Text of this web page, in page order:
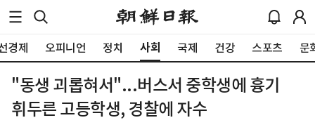
경제 오피니언 정치 사회 국제 건강 스포츠 문
"동생 괴롭혀서"...버스서 중학생에 흉기
휘두른 고등학생, 경찰에 자수